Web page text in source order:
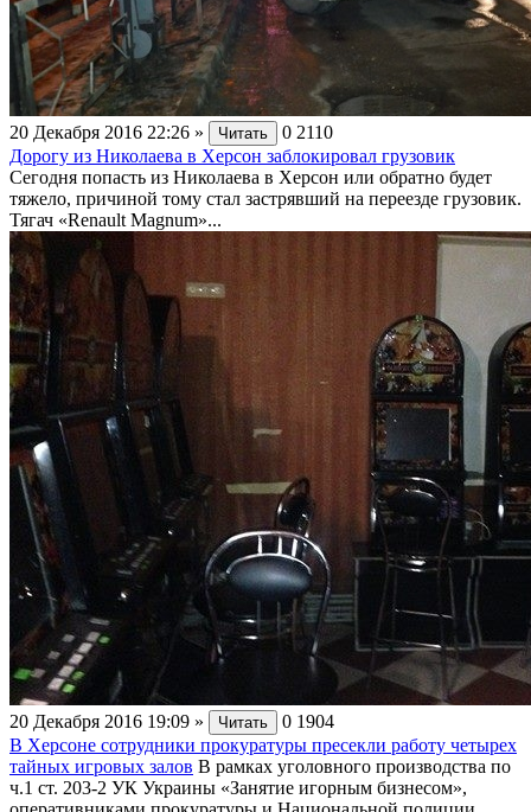
20 Декабря 2016 22:26 » Читать 0 2110
Дорогу из Николаева в Херсон заблокировал грузовик
Сегодня попасть из Николаева в Херсон или обратно будет
тяжело, причиной тому стал застрявший на переезде грузовик.
Тягач «Renault Magnum»...
20 Декабря 2016 19:09 » Читать 0 1904
В Херсоне сотрудники прокуратуры пресекли работу четырех
тайных игровых залов В рамках уголовного производства по
ч.1 ст. 203-2 УК Украины «Занятие игорным бизнесом»,